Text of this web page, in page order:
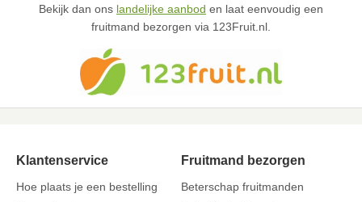
Bekijk dan ons landelijke aanbod en laat eenvoudig een
fruitmand bezorgen via 123Fruit.nl.
Klantenservice
Hoe plaats je een bestelling
Fruitmand bezorgen
Beterschap fruitmanden